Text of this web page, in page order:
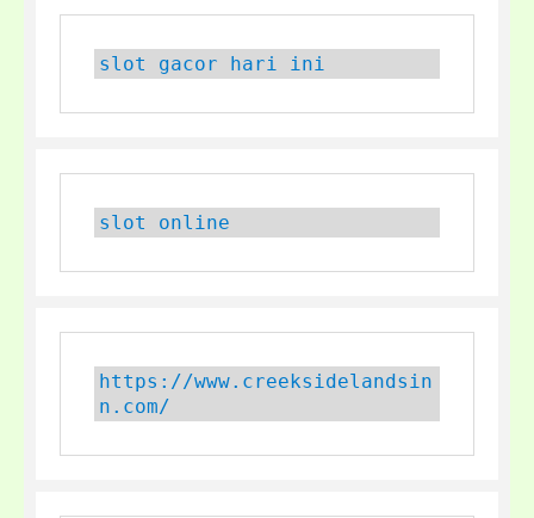
slot gacor hari ini
slot online
https://www.creeksidelandsin
n.com/